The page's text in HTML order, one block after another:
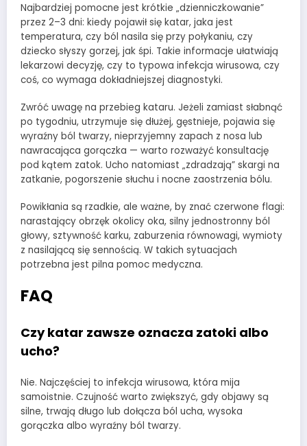
Najbardziej pomocne jest krótkie „dzienniczkowanie”
przez 2–3 dni: kiedy pojawił się katar, jaka jest
temperatura, czy ból nasila się przy połykaniu, czy
dziecko słyszy gorzej, jak śpi. Takie informacje ułatwiają
lekarzowi decyzję, czy to typowa infekcja wirusowa, czy
coś, co wymaga dokładniejszej diagnostyki.
Zwróć uwagę na przebieg kataru. Jeżeli zamiast słabnąć
po tygodniu, utrzymuje się dłużej, gęstnieje, pojawia się
wyraźny ból twarzy, nieprzyjemny zapach z nosa lub
nawracająca gorączka — warto rozważyć konsultację
pod kątem zatok. Ucho natomiast „zdradzają” skargi na
zatkanie, pogorszenie słuchu i nocne zaostrzenia bólu.
Powikłania są rzadkie, ale ważne, by znać czerwone flagi:
narastający obrzęk okolicy oka, silny jednostronny ból
głowy, sztywność karku, zaburzenia równowagi, wymioty
z nasilającą się sennością. W takich sytuacjach
potrzebna jest pilna pomoc medyczna.
FAQ
Czy katar zawsze oznacza zatoki albo
ucho?
Nie. Najczęściej to infekcja wirusowa, która mija
samoistnie. Czujność warto zwiększyć, gdy objawy są
silne, trwają długo lub dołącza ból ucha, wysoka
gorączka albo wyraźny ból twarzy.